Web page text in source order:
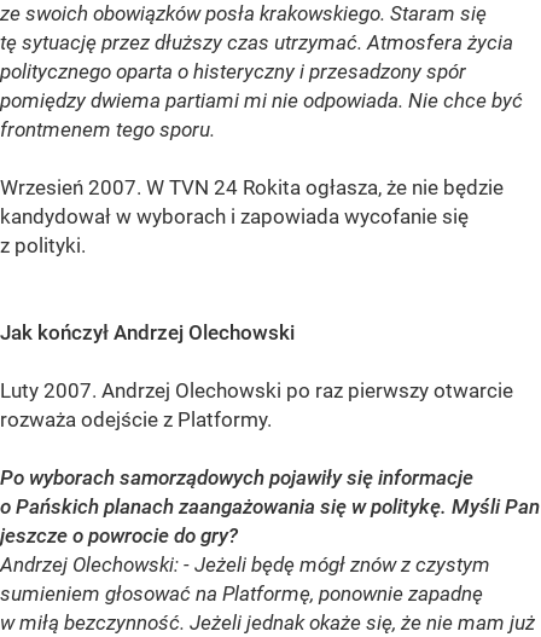
ze swoich obowiązków posła krakowskiego. Staram się
tę sytuację przez dłuższy czas utrzymać. Atmosfera życia
politycznego oparta o histeryczny i przesadzony spór
pomiędzy dwiema partiami mi nie odpowiada. Nie chce być
frontmenem tego sporu.
Wrzesień 2007. W TVN 24 Rokita ogłasza, że nie będzie
kandydował w wyborach i zapowiada wycofanie się
z polityki.
Jak kończył Andrzej Olechowski
Luty 2007. Andrzej Olechowski po raz pierwszy otwarcie
rozważa odejście z Platformy.
Po wyborach samorządowych pojawiły się informacje
o Pańskich planach zaangażowania się w politykę. Myśli Pan
jeszcze o powrocie do gry?
Andrzej Olechowski: - Jeżeli będę mógł znów z czystym
sumieniem głosować na Platformę, ponownie zapadnę
w miłą bezczynność. Jeżeli jednak okaże się, że nie mam już